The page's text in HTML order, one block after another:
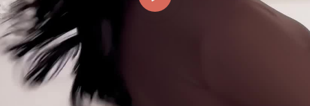
Reproducir